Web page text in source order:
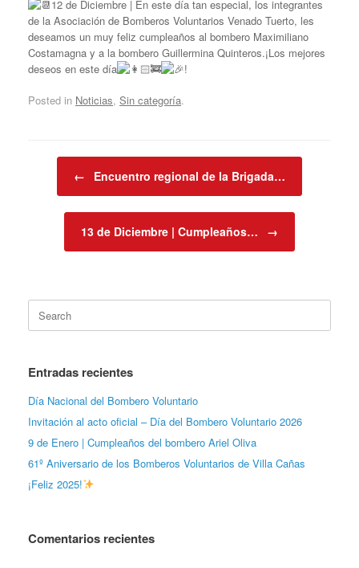
12 de Diciembre | En este día tan especial, los integrantes
de la Asociación de Bomberos Voluntarios Venado Tuerto, les
deseamos un muy feliz cumpleaños al bombero Maximiliano
Costamagna y a la bombero Guillermina Quinteros.¡Los mejores
deseos en este día
!
Posted in Noticias, Sin categoría.
← Encuentro regional de la Brigada…
13 de Diciembre | Cumpleaños… →
Search
for:
Entradas recientes
Día Nacional del Bombero Voluntario
Invitación al acto oficial – Día del Bombero Voluntario 2026
9 de Enero | Cumpleaños del bombero Ariel Oliva
61º Aniversario de los Bomberos Voluntarios de Villa Cañas
¡Feliz 2025!
Comentarios recientes